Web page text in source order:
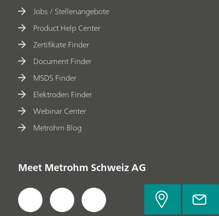
Jobs / Stellenangebote
Product Help Center
Zertifikate Finder
Document Finder
MSDS Finder
Elektroden Finder
Webinar Center
Metrohm Blog
Meet Metrohm Schweiz AG